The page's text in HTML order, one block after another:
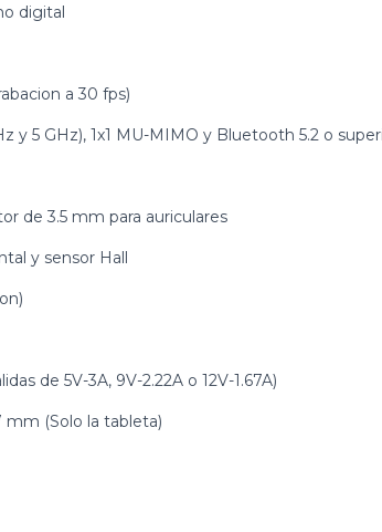
digital
a 30 fps)
y 5 GHz), 1x1 MU-MIMO y Bluetooth 5.2 o
de 3.5 mm para auriculares
y sensor Hall
de 5V-3A, 9V-2.22A o 12V-1.67A)
mm (Solo la tableta)